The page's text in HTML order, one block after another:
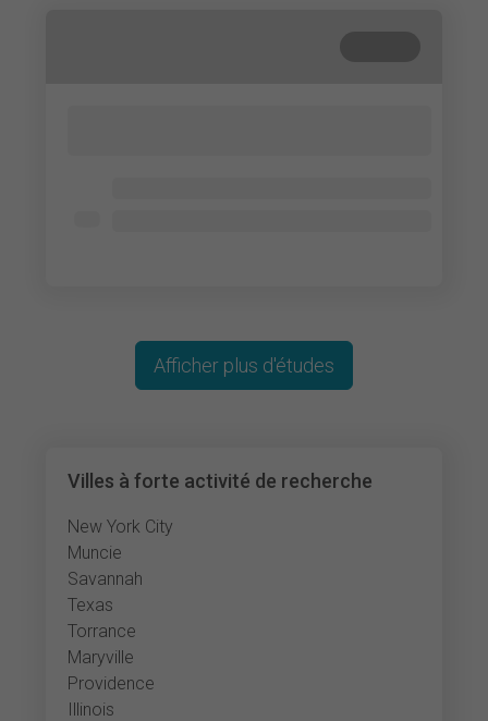
Villes à forte activité de recherche
New York City
Muncie
Savannah
Texas
Torrance
Maryville
Providence
Illinois
Afficher plus d'études